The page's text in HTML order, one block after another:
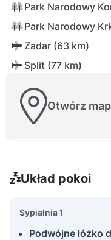
Park Narodowy
Park Narodowy
Zadar (63 km)
Split (77 km)
Otwórz
Układ pokoi
Sypialnia 1
Podwójne łóżko